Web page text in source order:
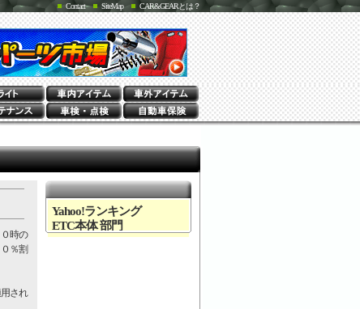
CAR&GEARとは？
SiteMap
Contact
時の
％割
され
Yahoo!ランキング
ETC本体 部門